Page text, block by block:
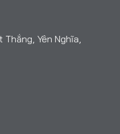
Yên Nghĩa,